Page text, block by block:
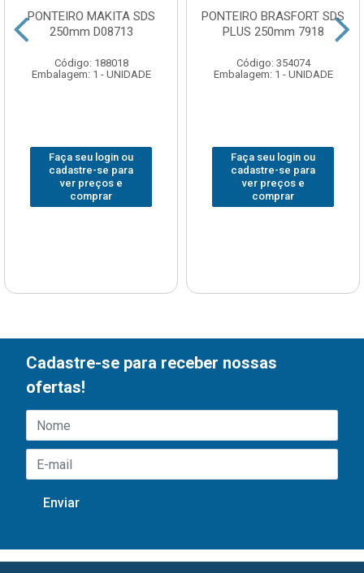
PONTEIRO MAKITA SDS
250mm D08713
Código: 188018
Embalagem: 1 - UNIDADE
Faça seu login ou
cadastre-se para
ver preços e
comprar
PONTEIRO BRASFORT SDS
PLUS 250mm 7918
Código: 354074
Embalagem: 1 - UNIDADE
Faça seu login ou
cadastre-se para
ver preços e
comprar
Cadastre-se para receber nossas
ofertas!